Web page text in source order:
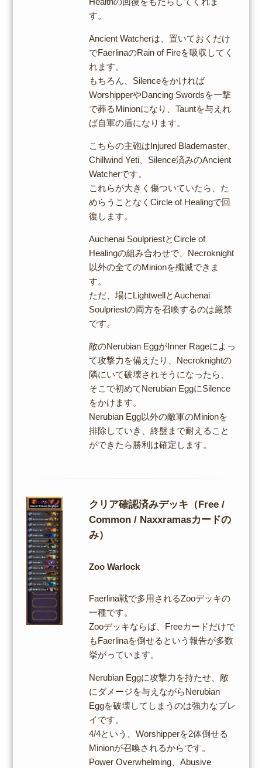
す。
Ancient Watcherは、置いておくだけ
でFaerlinaのRain of Fireを吸収してく
れます。
もちろん、Silenceをかければ
WorshipperやDancing Swordsを一撃
で葬るMinionになり、Tauntを与えれ
ば自軍の盾になります。
こちらの主砲はInjured Blademaster、
Chillwind Yeti、Silence済みのAncient
Watcherです。
これらが大きく傷ついていたら、た
めらうことなくCircle of Healingで回
復します。
Auchenai SoulpriestとCircle of
Healingの組み合わせで、Necroknight
以外の全てのMinionを殲滅できま
す。
ただ、場にLightwellとAuchenai
Soulpriestの両方を召喚するのは厳禁
です。
敵のNerubian EggがInner Rageによっ
て攻撃力を備えたり、Necroknightの
隣にいて破壊されそうになったら、
そこで初めてNerubian EggにSilence
をかけます。
Nerubian Egg以外の敵軍のMinionを
排除していき、終盤まで耐えること
ができたら勝利は確定します。
クリア確認済みデッキ（Free /
Common / Naxxramasカードの
み）
Zoo Warlock
Faerlina戦で多用されるZooデッキの
一種です。
Zooデッキならば、Freeカードだけで
もFaerlinaを倒せるという報告が多数
挙がっています。
Nerubian Eggに攻撃力を持たせ、敵
にダメージを与えながらNerubian
Eggを破壊してしまうのは強力なプレ
イです。
4/4という、Worshipperを2体倒せる
Minionが召喚されるからです。
Power Overwhelming、Abusive